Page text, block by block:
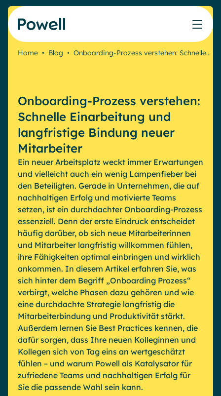
Skip to content
HR Plattform
Interne Kommunikation
Interne Kommunikation
Employee Journey & Engagement
Virtuelles Büro
AI Augmented Digital Workplace
Plattform für digitale Zusammenarbeit
Digital Hub
Wissensbasis
Effizientes Wissensmanagement am Arbeitsplatz
ProduktePowell Governance
Ihre MS-Governance-Lösung
Intranet-Funktionen
Analytische
Erweiterte Anpassung und Design
Generative KI
Sicherheit und Compliance
Unsere Kunden
Partner
Treten Sie dem Expertennetzwerk von Powell bei
Finden Sie den besten Verbündeten, um Ihr Intranet-
Projekt zum Erfolg zu führen
Microsoft x Powell = ♡
Microsoft Gold Partner
Zertifizierter Microsoft-Experte
Ressourcen
Blog
Webinare
Success stories
White papers
Veranstaltungen
EnglishFrançaisDeutsch
Home • Blog • Onboarding-Prozess verstehen: Schnelle…
Onboarding-Prozess verstehen:
Schnelle Einarbeitung und
langfristige Bindung neuer
Mitarbeiter
Ein neuer Arbeitsplatz weckt immer Erwartungen
und vielleicht auch ein wenig Lampenfieber bei
den Beteiligten. Gerade in Unternehmen, die auf
nachhaltigen Erfolg und motivierte Teams
setzen, ist ein durchdachter Onboarding-Prozess
essenziell. Denn der erste Eindruck entscheidet
häufig darüber, ob sich neue Mitarbeiterinnen
und Mitarbeiter langfristig willkommen fühlen,
ihre Fähigkeiten optimal einbringen und wirklich
ankommen. In diesem Artikel erfahren Sie, was
sich hinter dem Begriff „Onboarding Prozess“
verbirgt, welche Phasen dazu gehören und wie
eine durchdachte Strategie langfristig die
Mitarbeiterbindung und Produktivität stärkt.
Außerdem lernen Sie Best Practices kennen, die
dafür sorgen, dass Ihre neuen Kolleginnen und
Kollegen sich von Tag eins an wertgeschätzt
fühlen – und warum Powell als Katalysator für
zufriedene Teams und nachhaltigen Erfolg für
Sie die passende Wahl sein kann.